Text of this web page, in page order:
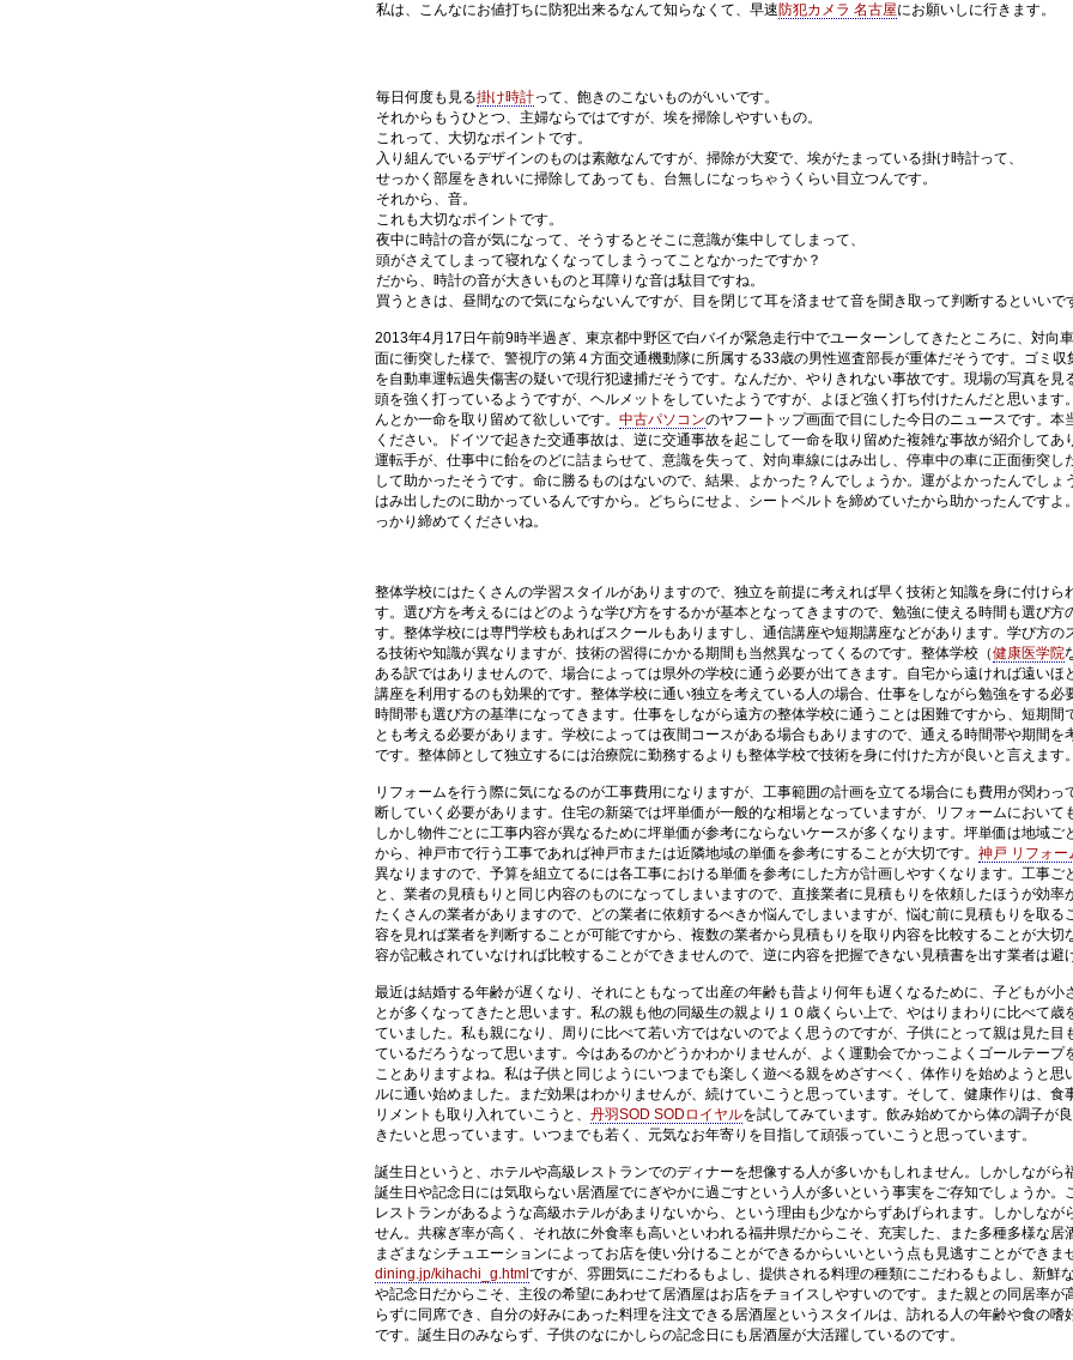
私は、こんなにお値打ちに防犯出来るなんて知らなくて、早速防犯カメラ 名古屋にお願いしに行きます。
毎日何度も見る掛け時計って、飽きのこないものがいいです。
それからもうひとつ、主婦ならではですが、埃を掃除しやすいもの。
これって、大切なポイントです。
入り組んでいるデザインのものは素敵なんですが、掃除が大変で、埃がたまっている掛け時計って、
せっかく部屋をきれいに掃除してあっても、台無しになっちゃうくらい目立つんです。
それから、音。
これも大切なポイントです。
夜中に時計の音が気になって、そうするとそこに意識が集中してしまって、
頭がさえてしまって寝れなくなってしまうってことなかったですか？
だから、時計の音が大きいものと耳障りな音は駄目ですね。
買うときは、昼間なので気にならないんですが、目を閉じて耳を済ませて音を聞き取って判断するといいで
2013年4月17日午前9時半過ぎ、東京都中野区で白バイが緊急走行中でユーターンしてきたところに、対向
面に衝突した様で、警視庁の第４方面交通機動隊に所属する33歳の男性巡査部長が重体だそうです。ゴミ
を自動車運転過失傷害の疑いで現行犯逮捕だそうです。なんだか、やりきれない事故です。現場の写真を見
頭を強く打っているようですが、ヘルメットをしていたようですが、よほど強く打ち付けたんだと思います
んとか一命を取り留めて欲しいです。 中古パソコンのヤフートップ画面で目にした今日のニュースです。本
ください。ドイツで起きた交通事故は、逆に交通事故を起こして一命を取り留めた複雑な事故が紹介してあ
運転手が、仕事中に飴をのどに詰まらせて、意識を失って、対向車線にはみ出し、停車中の車に正面衝突し
して助かったそうです。命に勝るものはないので、結果、よかった？んでしょうか。運がよかったんでしょ
はみ出したのに助かっているんですから。どちらにせよ、シートベルトを締めていたから助かったんですよ
っかり締めてくださいね。
整体学校にはたくさんの学習スタイルがありますので、独立を前提に考えれば早く技術と知識を身に付けら
す。選び方を考えるにはどのような学び方をするかが基本となってきますので、勉強に使える時間も選び方
す。整体学校には専門学校もあればスクールもありますし、通信講座や短期講座などがあります。学び方の
る技術や知識が異なりますが、技術の習得にかかる期間も当然異なってくるのです。整体学校（健康医学院
ある訳ではありませんので、場合によっては県外の学校に通う必要が出てきます。自宅から遠ければ遠いほ
講座を利用するのも効果的です。整体学校に通い独立を考えている人の場合、仕事をしながら勉強をする必
時間帯も選び方の基準になってきます。仕事をしながら遠方の整体学校に通うことは困難ですから、短期間
とも考える必要があります。学校によっては夜間コースがある場合もありますので、通える時間帯や期間を
です。整体師として独立するには治療院に勤務するよりも整体学校で技術を身に付けた方が良いと言えます。
リフォームを行う際に気になるのが工事費用になりますが、工事範囲の計画を立てる場合にも費用が関わっ
断していく必要があります。住宅の新築では坪単価が一般的な相場となっていますが、リフォームにおいて
しかし物件ごとに工事内容が異なるために坪単価が参考にならないケースが多くなります。坪単価は地域ご
から、神戸市で行う工事であれば神戸市または近隣地域の単価を参考にすることが大切です。 神戸 リフォー
異なりますので、予算を組立てるには各工事における単価を参考にした方が計画しやすくなります。工事ご
と、業者の見積もりと同じ内容のものになってしまいますので、直接業者に見積もりを依頼したほうが効率
たくさんの業者がありますので、どの業者に依頼するべきか悩んでしまいますが、悩む前に見積もりを取る
容を見れば業者を判断することが可能ですから、複数の業者から見積もりを取り内容を比較することが大切
容が記載されていなければ比較することができませんので、逆に内容を把握できない見積書を出す業者は避
最近は結婚する年齢が遅くなり、それにともなって出産の年齢も昔より何年も遅くなるために、子どもが小
とが多くなってきたと思います。私の親も他の同級生の親より１０歳くらい上で、やはりまわりに比べて歳
ていました。私も親になり、周りに比べて若い方ではないのでよく思うのですが、子供にとって親は見た目
ているだろうなって思います。今はあるのかどうかわかりませんが、よく運動会でかっこよくゴールテープ
ことありますよね。私は子供と同じようにいつまでも楽しく遊べる親をめざすべく、体作りを始めようと思
ルに通い始めました。まだ効果はわかりませんが、続けていこうと思っています。そして、健康作りは、食
リメントも取り入れていこうと、 丹羽SOD SODロイヤルを試してみています。飲み始めてから体の調子が
きたいと思っています。いつまでも若く、元気なお年寄りを目指して頑張っていこうと思っています。
誕生日というと、ホテルや高級レストランでのディナーを想像する人が多いかもしれません。しかしながら
誕生日や記念日には気取らない居酒屋でにぎやかに過ごすという人が多いという事実をご存知でしょうか。
レストランがあるような高級ホテルがあまりないから、という理由も少なからずあげられます。しかしなが
せん。共稼ぎ率が高く、それ故に外食率も高いといわれる福井県だからこそ、充実した、また多種多様な居
まざまなシチュエーションによってお店を使い分けることができるからいいという点も見逃すことができま
dining.jp/kihachi_g.html ですが、雰囲気にこだわるもよし、提供される料理の種類にこだわるもよし、新鮮
や記念日だからこそ、主役の希望にあわせて居酒屋はお店をチョイスしやすいのです。また親との同居率が
らずに同席でき、自分の好みにあった料理を注文できる居酒屋というスタイルは、訪れる人の年齢や食の嗜
です。誕生日のみならず、子供のなにかしらの記念日にも居酒屋が大活躍しているのです。